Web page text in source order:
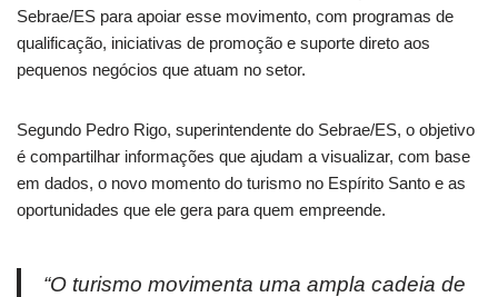
Sebrae/ES para apoiar esse movimento, com programas de
qualificação, iniciativas de promoção e suporte direto aos
pequenos negócios que atuam no setor.
Segundo Pedro Rigo, superintendente do Sebrae/ES, o objetivo
é compartilhar informações que ajudam a visualizar, com base
em dados, o novo momento do turismo no Espírito Santo e as
oportunidades que ele gera para quem empreende.
“O turismo movimenta uma ampla cadeia de